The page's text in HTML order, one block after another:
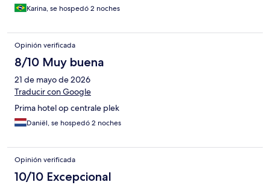
Karina, se hospedó 2 noches
Opinión verificada
8/10 Muy buena
21 de mayo de 2026
Traducir con Google
Prima hotel op centrale plek
Daniël, se hospedó 2 noches
Opinión verificada
10/10 Excepcional